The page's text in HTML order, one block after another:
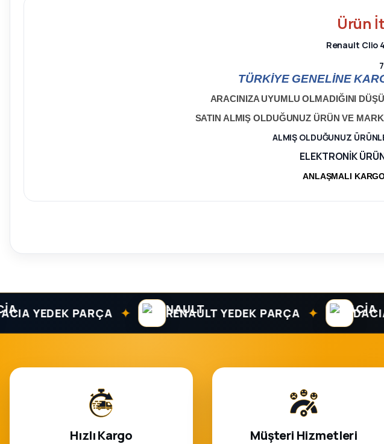
Ürün
Renault Clio
TÜRKİYE GENELİNE
ARACINIZA UYUMLU OLMADIĞINI
SATIN ALMIŞ OLDUĞUNUZ ÜRÜN VE
ALMIŞ OLDUĞUNUZ
ELEKTRONİK
ANLAŞMALI
YEDEK PARÇA ✦ RENAULT YEDEK PARÇA ✦ DACIA
Hızlı Kargo Müşteri Hizmetleri